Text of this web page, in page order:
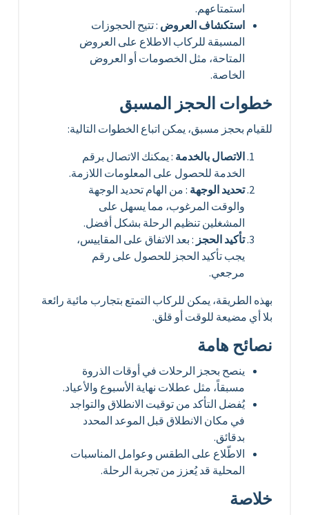
استمتاعهم.
استكشاف العروض : تتيح الحجوزات
المسبقة للركاب الاطلاع على العروض
المتاحة، مثل الخصومات أو العروض
الخاصة.
خطوات الحجز المسبق
للقيام بحجز مسبق، يمكن اتباع الخطوات التالية:
الاتصال بالخدمة: يمكنك الاتصال برقم
الخدمة للحصول على المعلومات اللازمة.
تحديد الوجهة: من الهام تحديد الوجهة
والوقت المرغوب، مما يسهل على
المشغلين تنظيم الرحلة بشكل أفضل.
تأكيد الحجز: بعد الاتفاق على المقاييس،
يجب تأكيد الحجز للحصول على رقم
مرجعي.
بهذه الطريقة، يمكن للركاب التمتع بتجارب مائية رائعة
بلا أي مضيعة للوقت أو قلق.
نصائح هامة
ينصح بحجز الرحلات في أوقات الذروة
مسبقاً، مثل عطلات نهاية الأسبوع والأعياد.
يُفضل التأكد من توقيت الانطلاق والتواجد
في مكان الانطلاق قبل الموعد المحدد
بدقائق.
الاطّلاع على الطقس وعوامل المناسبات
المحلية قد يُعزز من تجربة الرحلة.
خلاصة